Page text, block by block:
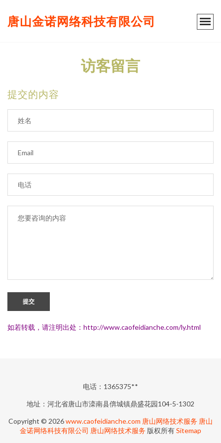
唐山金诺网络科技有限公司
访客留言
提交的内容
提交
如若转载，请注明出处：http://www.caofeidianche.com/ly.html
电话：1365375**
地址：河北省唐山市滦南县倴城镇鼎盛花园104-5-1302
Copyright © 2026www.caofeidianche.com 唐山网络技术服务 唐山
金诺网络科技有限公司 唐山网络技术服务 版权所有Sitemap